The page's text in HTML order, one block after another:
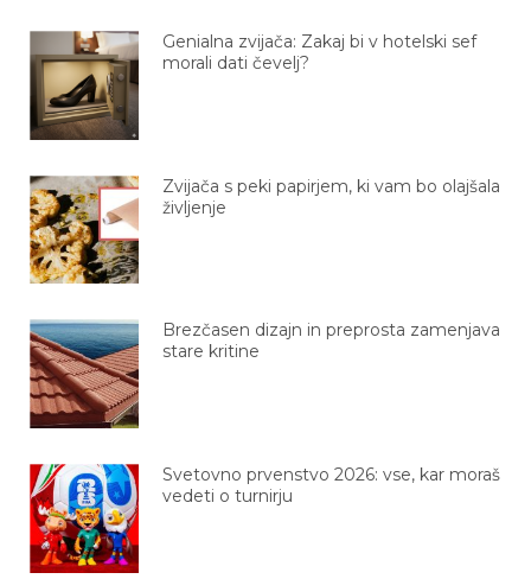
Genialna zvijača: Zakaj bi v hotelski sef
morali dati čevelj?
Zvijača s peki papirjem, ki vam bo olajšala
življenje
Brezčasen dizajn in preprosta zamenjava
stare kritine
Svetovno prvenstvo 2026: vse, kar moraš
vedeti o turnirju